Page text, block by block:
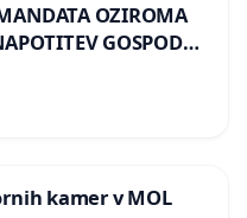
OZIROMA
GOSPODA
kamer v MOL